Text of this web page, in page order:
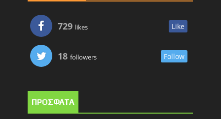
729 likes Like
18 followers Follow
ΠΡΟΣΦΑΤΑ